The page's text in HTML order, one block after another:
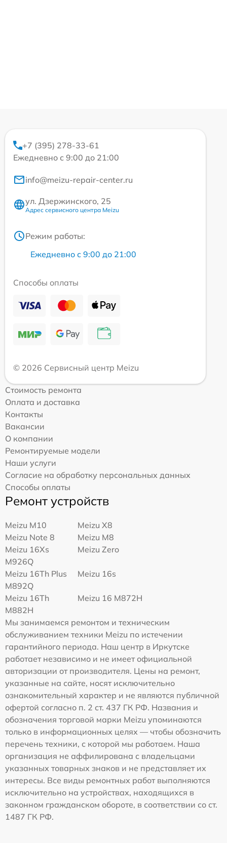
+7 (395) 278-33-61
Ежедневно с 9:00 до 21:00
info@meizu-repair-center.ru
ул. Дзержинского, 25
Адрес сервисного центра Meizu
Режим работы:
Ежедневно с 9:00 до 21:00
Способы оплаты
© 2026 Сервисный центр Meizu
Стоимость ремонта
Оплата и доставка
Контакты
Вакансии
О компании
Ремонтируемые модели
Наши услуги
Согласие на обработку персональных данных
Способы оплаты
Ремонт устройств
Meizu M10
Meizu X8
Meizu Note 8
Meizu M8
Meizu 16Xs
M926Q
Meizu Zero
Meizu 16Th Plus
M892Q
Meizu 16s
Meizu 16Th
M882H
Meizu 16 M872H
Мы занимаемся ремонтом и техническим
обслуживанием техники Meizu по истечении
гарантийного периода. Наш центр в Иркутске
работает независимо и не имеет официальной
авторизации от производителя. Цены на ремонт,
указанные на сайте, носят исключительно
ознакомительный характер и не являются публичной
офертой согласно п. 2 ст. 437 ГК РФ. Названия и
обозначения торговой марки Meizu упоминаются
только в информационных целях — чтобы обозначить
перечень техники, с которой мы работаем. Наша
организация не аффилирована с владельцами
указанных товарных знаков и не представляет их
интересы. Все виды ремонтных работ выполняются
исключительно на устройствах, находящихся в
законном гражданском обороте, в соответствии со ст.
1487 ГК РФ.